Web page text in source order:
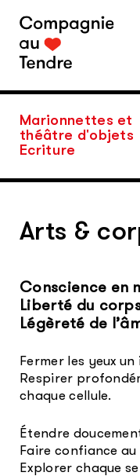
content
Marionnettes et
théâtre d'objets
Ecriture
Arts &
Conscience en
Liberté du
Légèreté de
Fermer les yeux
Respirer
chaque cellule.
Étendre
Faire confiance au
Explorer chaque